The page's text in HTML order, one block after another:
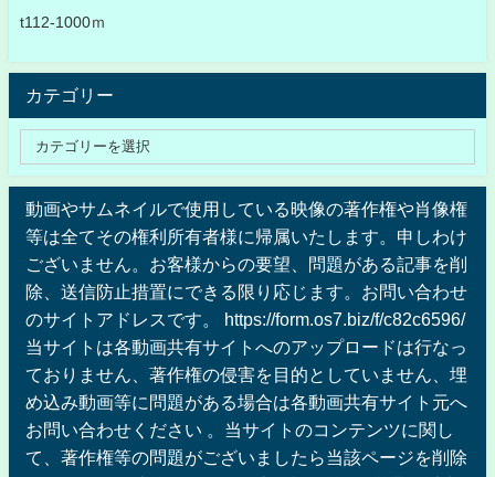
t112-1000ｍ
カテゴリー
動画やサムネイルで使用している映像の著作権や肖像権
等は全てその権利所有者様に帰属いたします。申しわけ
ございません。お客様からの要望、問題がある記事を削
除、送信防止措置にできる限り応じます。お問い合わせ
のサイトアドレスです。 https://form.os7.biz/f/c82c6596/
当サイトは各動画共有サイトへのアップロードは行なっ
ておりません、著作権の侵害を目的としていません、埋
め込み動画等に問題がある場合は各動画共有サイト元へ
お問い合わせください 。当サイトのコンテンツに関し
て、著作権等の問題がございましたら当該ページを削除